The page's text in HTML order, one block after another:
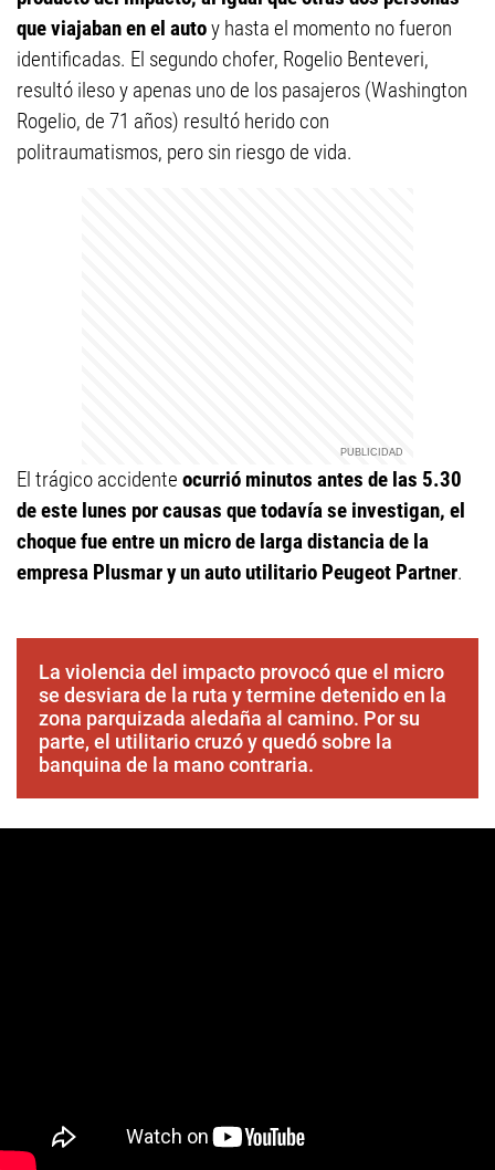
que viajaban en el autoy hasta el momento no fueron
identificadas. El segundo chofer, Rogelio Benteveri,
resultó ileso y apenas uno de los pasajeros (Washington
Rogelio, de 71 años) resultó herido con
politraumatismos, pero sin riesgo de vida.
El trágico accidente ocurrió minutos antes de las 5.30
de este lunes por causas que todavía se investigan, el
choque fue entre un micro de larga distancia de la
empresa Plusmar y un auto utilitario Peugeot Partner.
La violencia del impacto provocó que el micro
se desviara de la ruta y termine detenido en la
zona parquizada aledaña al camino. Por su
parte, el utilitario cruzó y quedó sobre la
banquina de la mano contraria.